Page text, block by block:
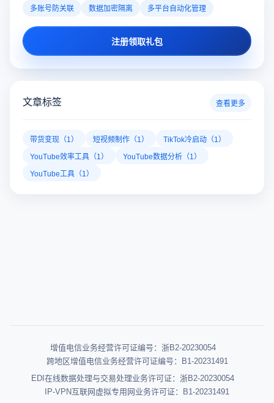
多账号防关联 数据加密隔离 多平台自动化管理
注册领取礼包
文章标签 查看更多
带货变现（1） 短视频制作（1）
TikTok冷启动（1）
YouTube效率工具（1）
YouTube数据分析（1）
YouTube工具（1）
增值电信业务经营许可证编号：浙B2-20230054
跨地区增值电信业务经营许可证编号：B1-20231491
EDI在线数据处理与交易处理业务许可证：浙B2-20230054
IP-VPN互联网虚拟专用网业务许可证：B1-20231491